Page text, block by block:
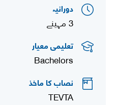
دورانیہ
3 مہینے
تعلیمی معیار
Bachelors
نصاب کا ماخذ
TEVTA